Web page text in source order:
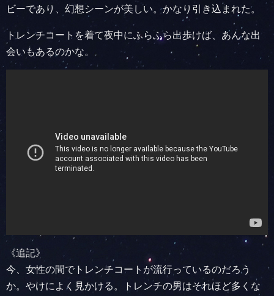
ビーであり、幻想シーンが美しい。かなり引き込まれた。
トレンチコートを着て夜中にふらふら出歩けば、あんな出
会いもあるのかな。
《追記》
今、女性の間でトレンチコートが流行っているのだろう
か。やけによく見かける。トレンチの男はそれほど多くな